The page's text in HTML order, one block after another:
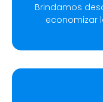
Brindamos
economizar